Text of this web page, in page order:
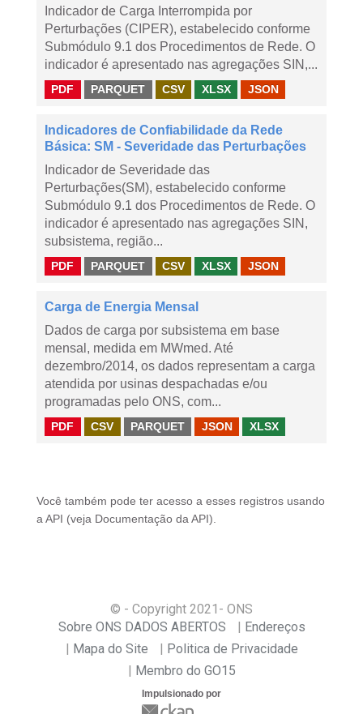
Indicador de Carga Interrompida por
Perturbações (CIPER), estabelecido conforme
Submódulo 9.1 dos Procedimentos de Rede. O
indicador é apresentado nas agregações SIN,...
PDF PARQUET CSV XLSX JSON
Indicadores de Confiabilidade da Rede
Básica: SM - Severidade das Perturbações
Indicador de Severidade das
Perturbações(SM), estabelecido conforme
Submódulo 9.1 dos Procedimentos de Rede. O
indicador é apresentado nas agregações SIN,
subsistema, região...
PDF PARQUET CSV XLSX JSON
Carga de Energia Mensal
Dados de carga por subsistema em base
mensal, medida em MWmed. Até
dezembro/2014, os dados representam a carga
atendida por usinas despachadas e/ou
programadas pelo ONS, com...
PDF CSV PARQUET JSON XLSX
Você também pode ter acesso a esses registros usando
a API (veja Documentação da API ).
© - Copyright 2021 - ONS
Sobre ONS DADOS ABERTOS
Endereços
Mapa do Site
Politica de Privacidade
Membro do GO15
Impulsionado por